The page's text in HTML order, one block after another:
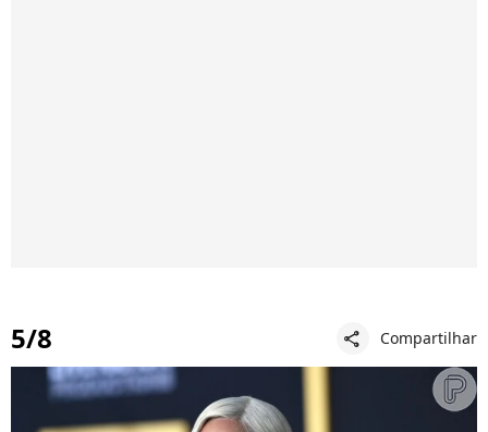
5/8 share Compartilhar